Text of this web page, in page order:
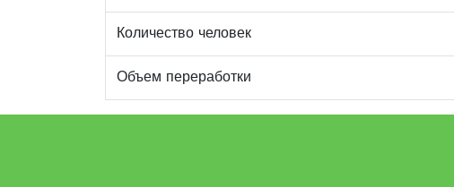
Количество человек
Объем переработки